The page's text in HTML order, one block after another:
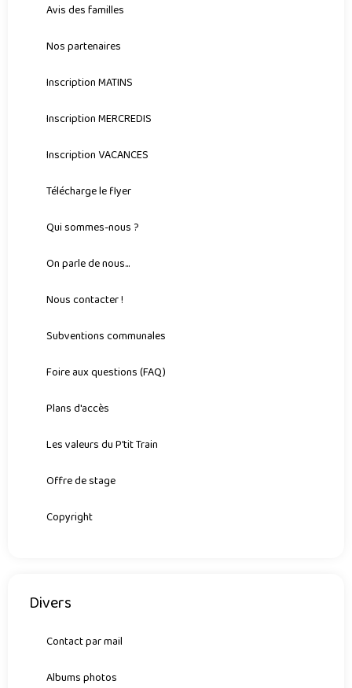
Avis des familles
Nos partenaires
Inscription MATINS
Inscription MERCREDIS
Inscription VACANCES
Télécharge le flyer
Qui sommes-nous ?
On parle de nous...
Nous contacter !
Subventions communales
Foire aux questions (FAQ)
Plans d'accès
Les valeurs du P'tit Train
Offre de stage
Copyright
Divers
Contact par mail
Albums photos